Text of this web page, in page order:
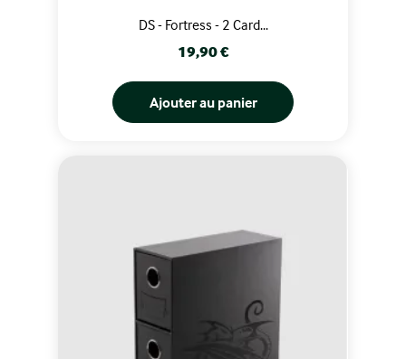
DS - Fortress - 2 Card...
Prix
19,90 €
Ajouter au panier